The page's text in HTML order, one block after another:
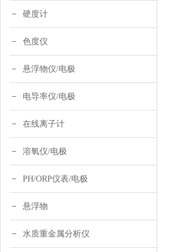
硬度计
色度仪
悬浮物仪/电极
电导率仪/电极
在线离子计
溶氧仪/电极
PH/ORP仪表/电极
悬浮物
水质重金属分析仪